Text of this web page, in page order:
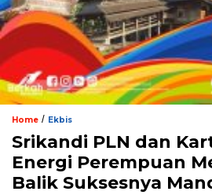
Home / Ekbis
Srikandi PLN dan
Energi Perempuan
Balik Suksesnya